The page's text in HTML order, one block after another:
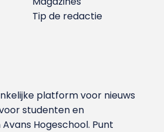
Tip de redactie
platform voor nieuws
studenten en
Hoge­school. Punt